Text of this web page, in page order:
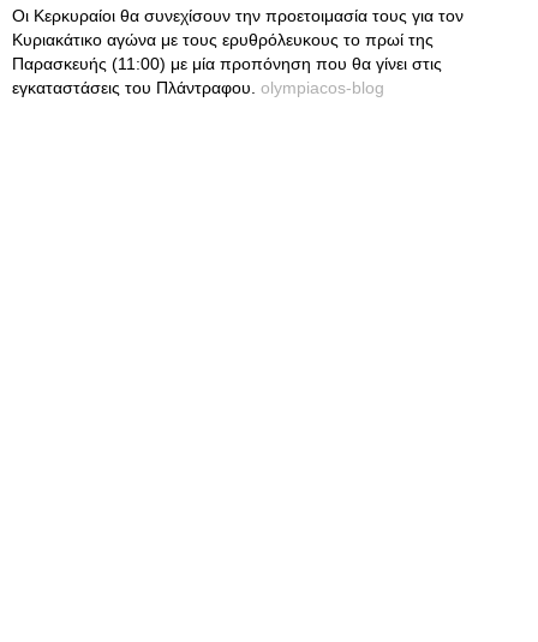
Οι Κερκυραίοι θα συνεχίσουν την προετοιμασία τους για τον
Κυριακάτικο αγώνα με τους ερυθρόλευκους το πρωί της
Παρασκευής (11:00) με μία προπόνηση που θα γίνει στις
εγκαταστάσεις του Πλάντραφου. olympiacos-blog